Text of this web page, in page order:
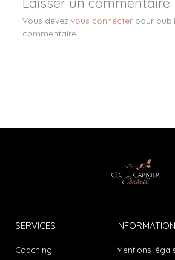
Vous devez vous connecterpour
commentaire.
SERVICES
Coaching
Mentions